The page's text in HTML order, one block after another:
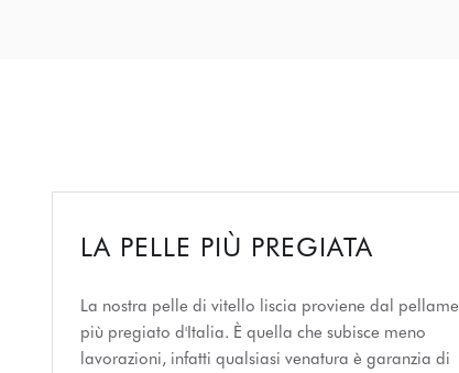
LA PELLE PIÙ PREGIATA
La nostra pelle di vitello liscia proviene dal pellame
più pregiato d'Italia. È quella che subisce meno
lavorazioni, infatti qualsiasi venatura è garanzia di